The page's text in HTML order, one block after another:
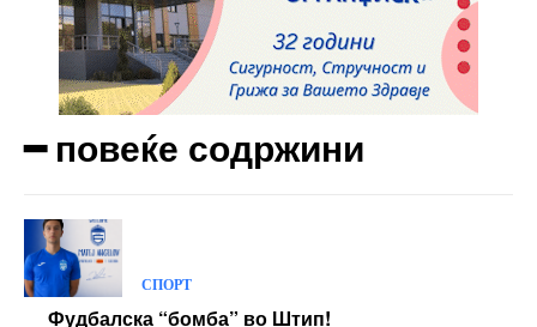
━ повеќе содржини
СПОРТ
Фудбалска “бомба” во Штип!